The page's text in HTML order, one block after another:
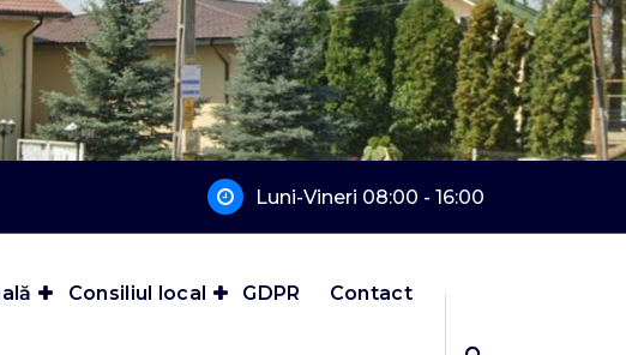
Luni-Vineri 08:00 - 16:00
Consiliul local GDPR Contact